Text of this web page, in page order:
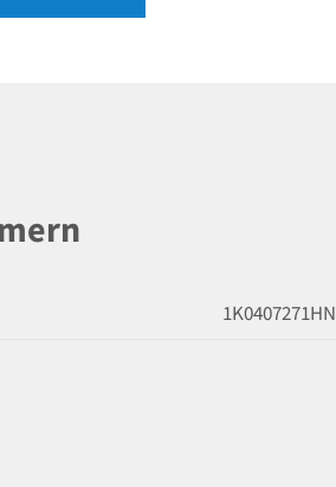
1K0407271HN